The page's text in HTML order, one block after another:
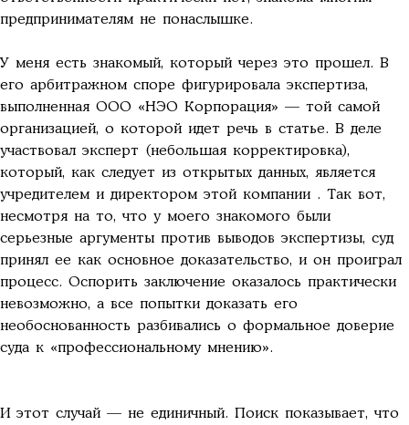
предпринимателям не понаслышке.
У меня есть знакомый, который через это прошел. В
его арбитражном споре фигурировала экспертиза,
выполненная ООО «НЭО Корпорация» — той самой
организацией, о которой идет речь в статье. В деле
участвовал эксперт (небольшая корректировка),
который, как следует из открытых данных, является
учредителем и директором этой компании . Так вот,
несмотря на то, что у моего знакомого были
серьезные аргументы против выводов экспертизы, суд
принял ее как основное доказательство, и он проиграл
процесс. Оспорить заключение оказалось практически
невозможно, а все попытки доказать его
необоснованность разбивались о формальное доверие
суда к «профессиональному мнению».
И этот случай — не единичный. Поиск показывает, что